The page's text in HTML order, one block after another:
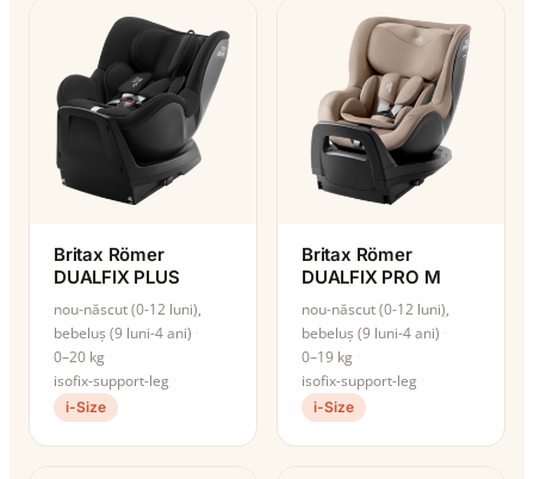
Britax Römer
DUALFIX PLUS
nou-născut (0-12 luni),
bebeluș (9 luni-4 ani)
0–20 kg
isofix-support-leg
i-Size
Britax Römer
DUALFIX PRO M
nou-născut (0-12 luni),
bebeluș (9 luni-4 ani)
0–19 kg
isofix-support-leg
i-Size